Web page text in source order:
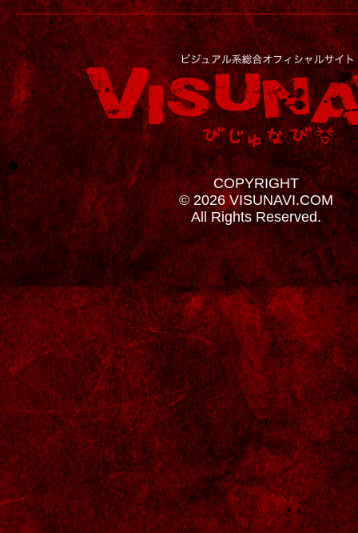
COPYRIGHT
© 2026 VISUNAVI.COM
All Rights Reserved.